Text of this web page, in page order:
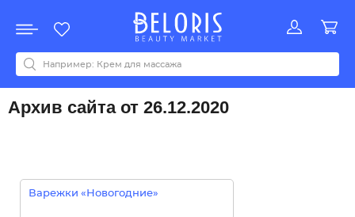
Акции
Все бренды
0-9ABCDEFGHIJKLMNOPQRSTUVWYZАБВДЗИМОКЛНПРСТУФ
Архив сайта от 26.12.2020
Варежки «Новогодние»